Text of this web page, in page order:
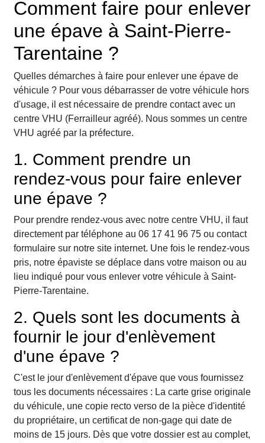
Comment faire pour enlever
une épave à Saint-Pierre-
Tarentaine ?
Quelles démarches à faire pour enlever une épave de
véhicule ? Pour vous débarrasser de votre véhicule hors
d'usage, il est nécessaire de prendre contact avec un
centre VHU (Ferrailleur agréé). Nous sommes un centre
VHU agréé par la préfecture.
1. Comment prendre un
rendez-vous pour faire enlever
une épave ?
Pour prendre rendez-vous avec notre centre VHU, il faut
directement par téléphone au 06 17 41 96 75 ou contact
formulaire sur notre site internet. Une fois le rendez-vous
pris, notre épaviste se déplace dans votre maison ou au
lieu indiqué pour vous enlever votre véhicule à Saint-
Pierre-Tarentaine.
2. Quels sont les documents à
fournir le jour d'enlèvement
d'une épave ?
C'est le jour d'enlèvement d'épave que vous fournissez
tous les documents nécessaires : La carte grise originale
du véhicule, une copie recto verso de la pièce d'identité
du propriétaire, un certificat de non-gage qui date de
moins de 15 jours. Dès que votre dossier est au complet,